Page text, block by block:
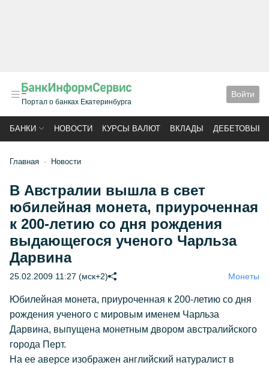
Портал о банках Екатеринбурга
Войти
БАНКИ НОВОСТИ КУРСЫ ВАЛЮТ ВКЛАДЫ ДЕБЕТОВЫЕ
Главная Новости
В Австралии вышла в свет
юбилейная монета, приуроченная
к 200-летию со дня рождения
выдающегося ученого Чарльза
Дарвина
25.02.2009 11:27 (мск+2) Монеты
Юбилейная монета, приуроченная к 200-летию со дня
рождения ученого с мировым именем Чарльза
Дарвина, выпущена монетным двором австралийского
города Перт.
На ее аверсе изображен английский натуралист в